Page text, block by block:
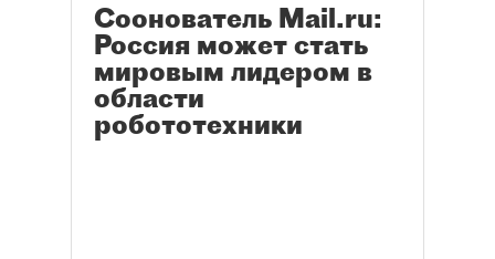
Соонователь Mail.ru:
Россия может стать
мировым лидером в
области
робототехники